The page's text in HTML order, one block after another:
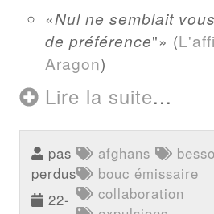
Nul ne semblait
de préférence" (
Aragon)
Lire la suite...
pas
perdus
22-
afghans
bouc émissaire
collaboration